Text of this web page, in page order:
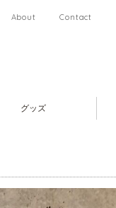
About Contact
グッズ